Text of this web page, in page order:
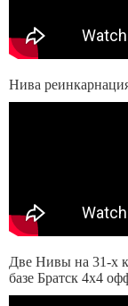
Нива
Две Нивы на 31-х
базе Братск 4х4